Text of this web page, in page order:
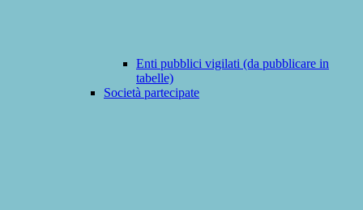
Enti pubblici vigilati (da pubblicare in
tabelle)
Società partecipate